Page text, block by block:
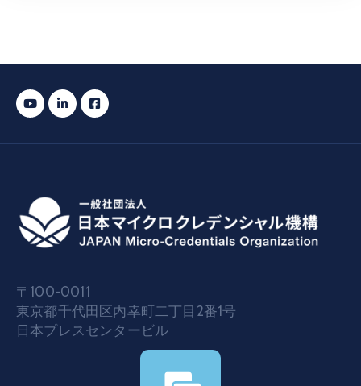
〒100-0011
東京都千代田区内幸町二丁目2番1号
日本プレスセンタービル